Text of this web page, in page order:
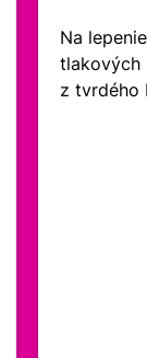
Na
tlakových
z tvrdého